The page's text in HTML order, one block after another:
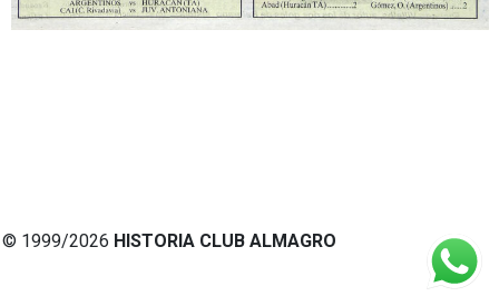
© 1999/2026 HISTORIA CLUB ALMAGRO